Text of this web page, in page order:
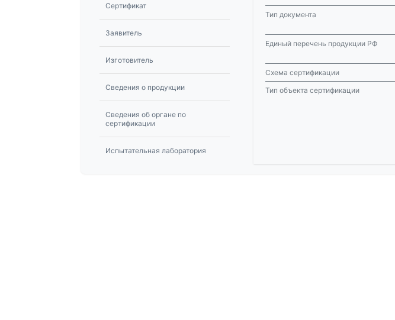
Сертификат
Заявитель
Изготовитель
Сведения о продукции
Сведения об органе по
сертификации
Испытательная лаборатория
Тип документа
Единый перечень продукции РФ
Схема сертификации
Тип объекта сертификации